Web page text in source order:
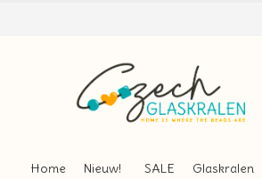
Home Nieuw! SALE Glaskralen